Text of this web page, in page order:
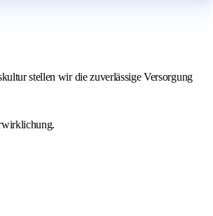
stellen wir die zuverlässige Versorgung